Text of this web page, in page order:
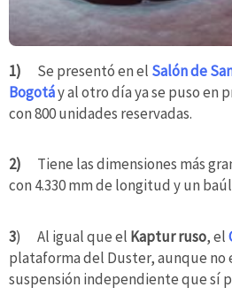
1) Se presentó en el Salón de
Bogotáy al otro día ya se puso en
con 800 unidades reservadas.
2)
Tiene las dimensiones más
con 4.330 mm de longitud y un
3) Al igual que el Kaptur ruso, el
plataforma del Duster, aunque no
suspensión independiente que sí